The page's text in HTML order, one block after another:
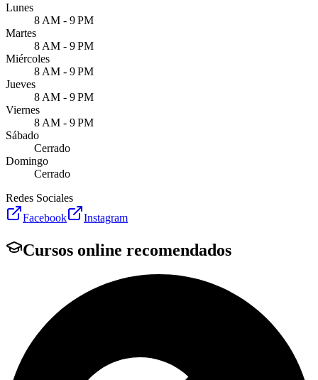
Lunes
8 AM - 9 PM
Martes
8 AM - 9 PM
Miércoles
8 AM - 9 PM
Jueves
8 AM - 9 PM
Viernes
8 AM - 9 PM
Sábado
Cerrado
Domingo
Cerrado
Redes Sociales
Facebook
Instagram
Cursos online recomendados